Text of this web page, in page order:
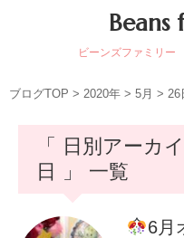
Beans
ビーンズファミリ
ブログTOP > 2020年 > 5月 > 26
「 日別アーカ
日 」 一覧
6月